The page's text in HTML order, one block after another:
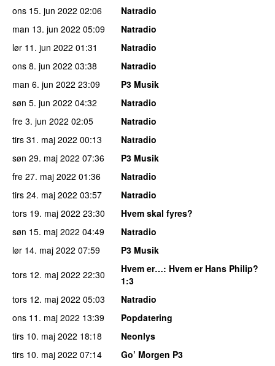
ons 15. jun 2022 02:06
Natradio
man 13. jun 2022 05:09
Natradio
lør 11. jun 2022 01:31
Natradio
ons 8. jun 2022 03:38
Natradio
man 6. jun 2022 23:09
P3 Musik
søn 5. jun 2022 04:32
Natradio
fre 3. jun 2022 02:05
Natradio
tirs 31. maj 2022 00:13
Natradio
søn 29. maj 2022 07:36
P3 Musik
fre 27. maj 2022 01:36
Natradio
tirs 24. maj 2022 03:57
Natradio
tors 19. maj 2022 23:30
Hvem skal fyres?
søn 15. maj 2022 04:49
Natradio
lør 14. maj 2022 07:59
P3 Musik
tors 12. maj 2022 22:30 Hvem er…: Hvem er Hans Philip?
1:3
tors 12. maj 2022 05:03
Natradio
ons 11. maj 2022 13:39
Popdatering
tirs 10. maj 2022 18:18
Neonlys
tirs 10. maj 2022 07:14
Go’ Morgen P3